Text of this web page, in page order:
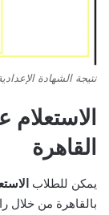
نتيجة الشهادة الإعدادية 2025 بالاسم
الاستعلام
القاهرة
يمكن للطلاب
بالقاهرة من خلال